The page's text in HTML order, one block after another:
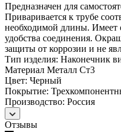
Предназначен для
Приваривается к трубе
необходимой длины.
удобства соединения.
защиты от коррозии и не
Тип изделия: Наконечник
Материал Металл Ст3
Цвет: Черный
Покрытие:
Производство: Россия
Отзывы